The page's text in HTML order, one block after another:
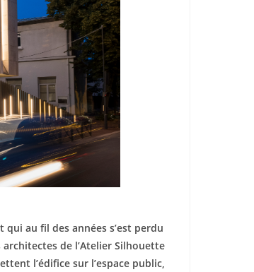
qui au fil des années s’est perdu
de l’Atelier Silhouette
l’édifice sur l’espace public,